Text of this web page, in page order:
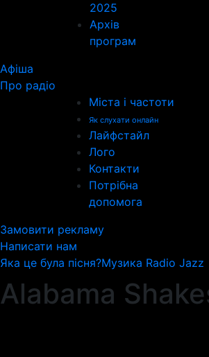
2025
Архів
програм
Афіша
Про радіо
Міста і частоти
Як слухати онлайн
Лайфстайл
Лого
Контакти
Потрібна
допомога
Замовити рекламу
Написати нам
Яка це була пісня?Музика Radio Jazz
Alabama